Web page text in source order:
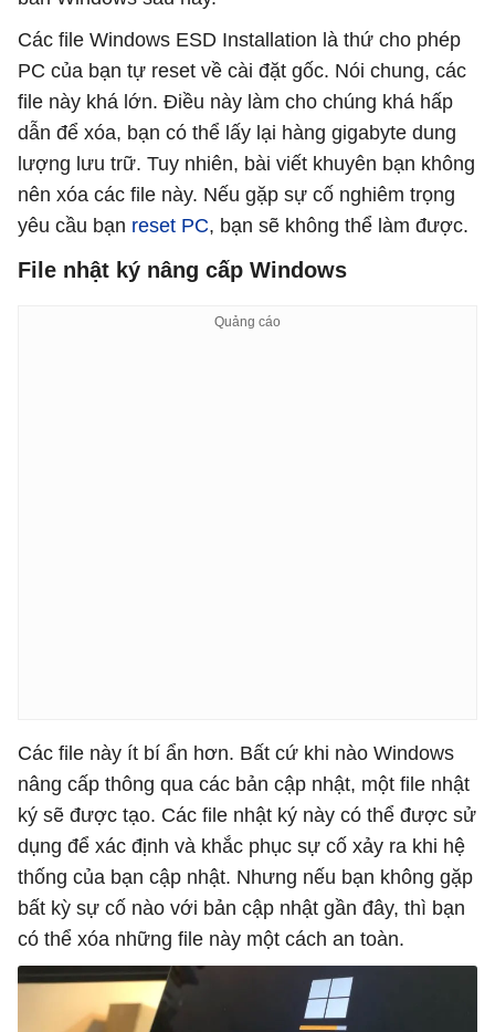
Các file Windows ESD Installation là thứ cho phép
PC của bạn tự reset về cài đặt gốc. Nói chung, các
file này khá lớn. Điều này làm cho chúng khá hấp
dẫn để xóa, bạn có thể lấy lại hàng gigabyte dung
lượng lưu trữ. Tuy nhiên, bài viết khuyên bạn không
nên xóa các file này. Nếu gặp sự cố nghiêm trọng
yêu cầu bạn reset PC, bạn sẽ không thể làm được.
File nhật ký nâng cấp Windows
Các file này ít bí ẩn hơn. Bất cứ khi nào Windows
nâng cấp thông qua các bản cập nhật, một file nhật
ký sẽ được tạo. Các file nhật ký này có thể được sử
dụng để xác định và khắc phục sự cố xảy ra khi hệ
thống của bạn cập nhật. Nhưng nếu bạn không gặp
bất kỳ sự cố nào với bản cập nhật gần đây, thì bạn
có thể xóa những file này một cách an toàn.